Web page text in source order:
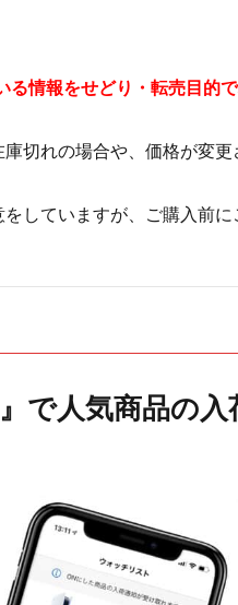
情報をせどり・転売目的
切れの場合や、価格が変
していますが、ご購入前
で人気商品の